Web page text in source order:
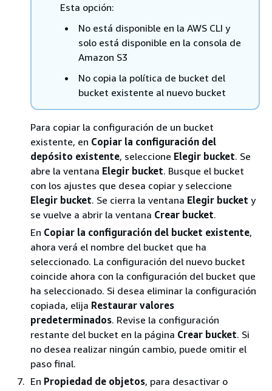
Esta opción:
No está disponible en la AWS CLI y
solo está disponible en la consola de
Amazon S3
No copia la política de bucket del
bucket existente al nuevo bucket
Para copiar la configuración de un bucket
existente, en Copiar la configuración del
depósito existente, seleccione Elegir bucket. Se
abre la ventana Elegir bucket. Busque el bucket
con los ajustes que desea copiar y seleccione
Elegir bucket. Se cierra la ventana Elegir bucket y
se vuelve a abrir la ventana Crear bucket.
En Copiar la configuración del bucket existente,
ahora verá el nombre del bucket que ha
seleccionado. La configuración del nuevo bucket
coincide ahora con la configuración del bucket que
ha seleccionado. Si desea eliminar la configuración
copiada, elija Restaurar valores
predeterminados. Revise la configuración
restante del bucket en la página Crear bucket. Si
no desea realizar ningún cambio, puede omitir el
paso final.
En Propiedad de objetos, para desactivar o